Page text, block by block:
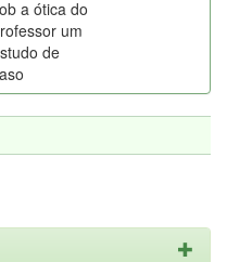
a ótica do
um
de